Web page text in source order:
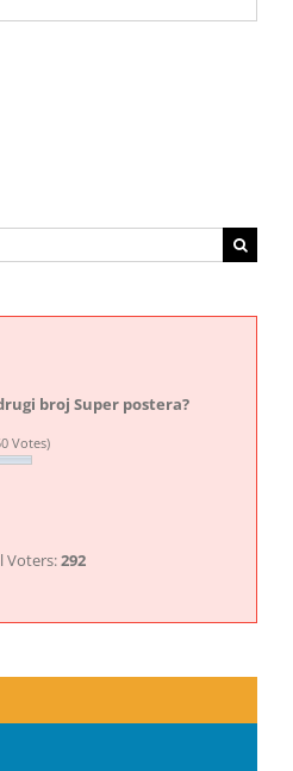
broj Super postera?
Votes)
Voters:292